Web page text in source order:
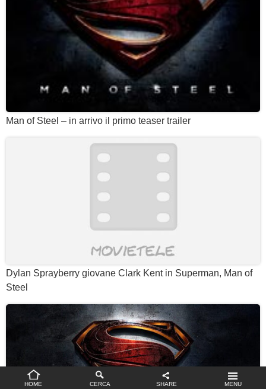
HOME CERCA SHARE MENU
Man of Steel – in arrivo il primo teaser trailer
Dylan Sprayberry giovane Clark Kent in Superman, Man of
Steel
Impostazioni privacy